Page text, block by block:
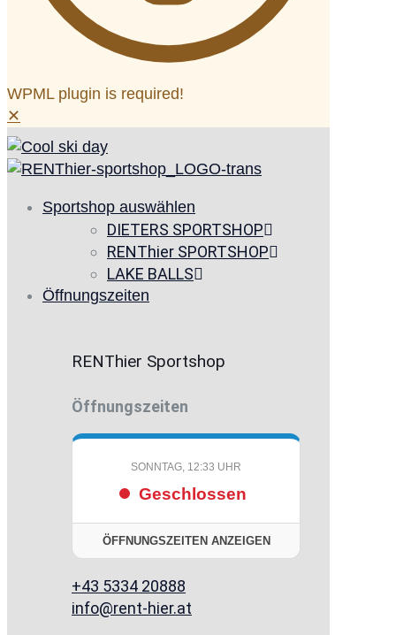
WPML plugin is required!
✕
Sportshop auswählen
DIETERS SPORTSHOP
RENThier SPORTSHOP
LAKE BALLS
Öffnungszeiten
RENThier Sportshop
Öffnungszeiten
SONNTAG, 12:33 UHR
Geschlossen
ÖFFNUNGSZEITEN ANZEIGEN
+43 5334 20888
info@rent-hier.at